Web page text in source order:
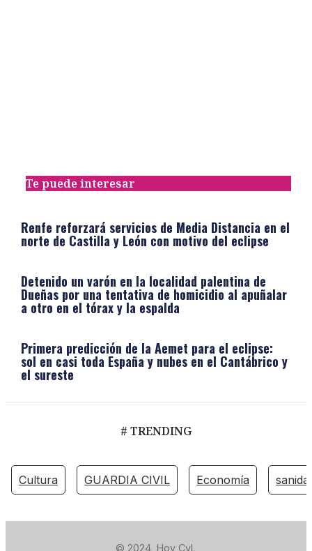
Te puede interesar
Renfe reforzará servicios de Media Distancia en el
norte de Castilla y León con motivo del eclipse
Detenido un varón en la localidad palentina de
Dueñas por una tentativa de homicidio al apuñalar
a otro en el tórax y la espalda
Primera predicción de la Aemet para el eclipse:
sol en casi toda España y nubes en el Cantábrico y
el sureste
# TRENDING
Cultura GUARDIA CIVIL Economía
© 2024, Hoy CyL